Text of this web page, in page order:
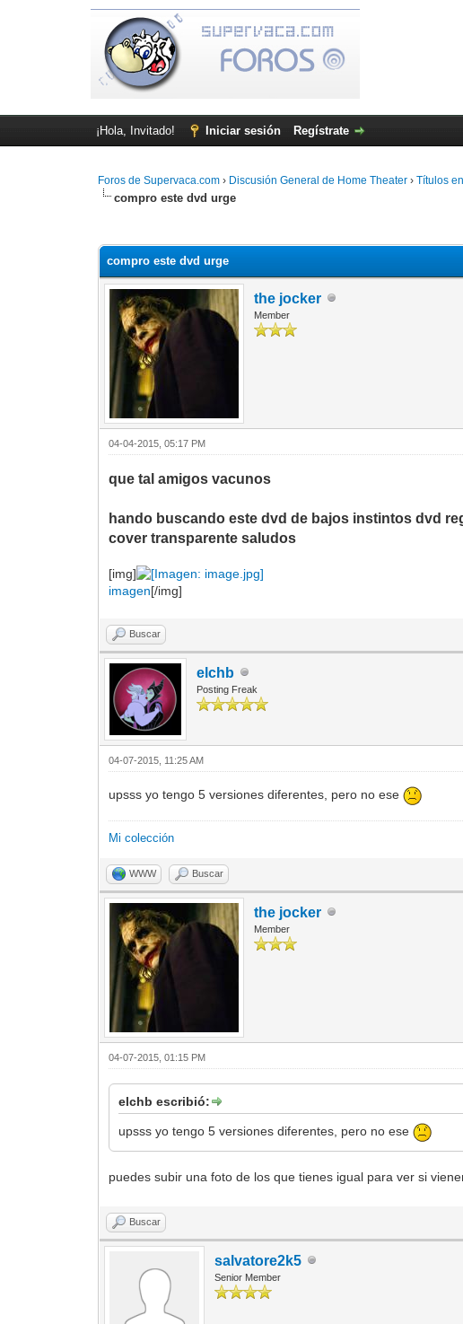
¡Hola, Invitado! Iniciar sesión Regístrate
Foros de Supervaca.com › Discusión General de Home Theater ›Títulos
compro este dvd urge
compro este dvd urge
the jocker
Member
04-04-2015, 05:17 PM
que tal amigos vacunos
hando buscando este dvd de bajos instintos dvd
cover transparente saludos
[img]
imagen[/img]
Buscar
elchb
Posting Freak
04-07-2015, 11:25 AM
upsss yo tengo 5 versiones diferentes, pero no ese
Mi colección
WWW Buscar
the jocker
Member
04-07-2015, 01:15 PM
elchb escribió:
upsss yo tengo 5 versiones diferentes, pero no ese
puedes subir una foto de los que tienes igual para ver si
Buscar
salvatore2k5
Senior Member